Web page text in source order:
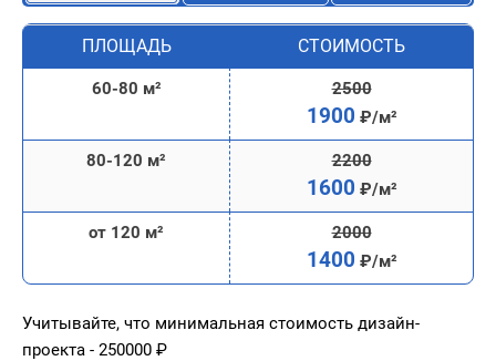
Учитывайте, что минимальная стоимость дизайн-
проекта - 250000 ₽
ПЛОЩАДЬ СТОИМОСТЬ
60-80 м² 2500
1900 ₽/м²
80-120 м² 2200
1600 ₽/м²
от 120 м² 2000
1400 ₽/м²